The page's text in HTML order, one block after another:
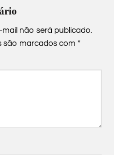
não será publicado.
são marcados com *